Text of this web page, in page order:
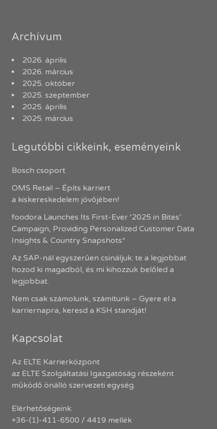
Archívum
2026. április
2026. március
2025. október
2025. szeptember
2025. április
2025. március
Legutóbbi cikkeink, eseményeink
Bosch csoport
OMS Retail – Építs karriert
a kiskereskedelem jövőjében!
foodora Launches Its First-Ever ‘2025 in Bites’
Campaign, Providing Personalized Customer Data
Insights & Country Snapshots*
Az SAP-nál egyszerűen csináljuk: te a legjobbat
hozod ki magadból, és mi kihozzuk belőled a
legjobbat.
Nem csak számolunk, számítunk – Gyere el a
karriernapra, keresd a KSH standját!
Kapcsolat
Az ELTE Karrierközpont
az ELTE Szolgáltatási Igazgatóság részeként
működő önálló szervezeti egység.
Elérhetőségeink:
+36-(1)-411-6500 / 4419 mellék